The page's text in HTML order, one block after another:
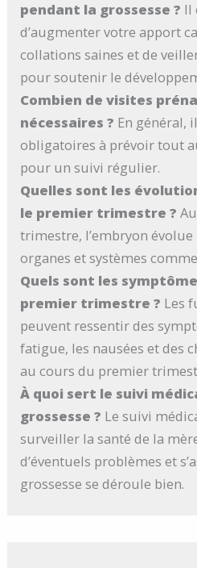
pendant la grossesse ? Il
d’augmenter votre apport
collations saines et de
pour soutenir le
Combien de visites
nécessaires ? En général,
obligatoires à prévoir tout
pour un suivi régulier.
Quelles sont les
le premier trimestre ?
trimestre, l’embryon
organes et systèmes
Quels sont les
premier trimestre ? Les
peuvent ressentir des
fatigue, les nausées et des
au cours du premier
À quoi sert le suivi
grossesse ? Le suivi
surveiller la santé de la
d’éventuels problèmes et
grossesse se déroule bien.